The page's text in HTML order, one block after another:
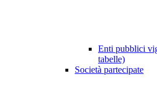
Enti pubblici
tabelle)
Società partecipate